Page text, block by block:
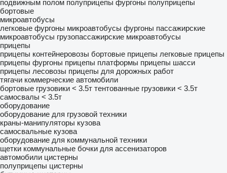
подвижным полом полуприцепы фургоны полуприцепы
бортовые
микроавтобусы
легковые фургоны микроавтобусы фургоны пассажирские
микроавтобусы грузопассажирские микроавтобусы
прицепы
прицепы контейнеровозы бортовые прицепы легковые прицепы
прицепы фургоны прицепы платформы прицепы шасси
прицепы лесовозы прицепы для дорожных работ
тягачи коммерческие автомобили
бортовые грузовики < 3.5т тентованные грузовики < 3.5т
самосвалы < 3.5т
оборудование
оборудование для грузовой техники
краны-манипуляторы кузова
самосвальные кузова
оборудование для коммунальной техники
щетки коммунальные бочки для ассенизаторов
автомобили цистерны
полуприцепы цистерны